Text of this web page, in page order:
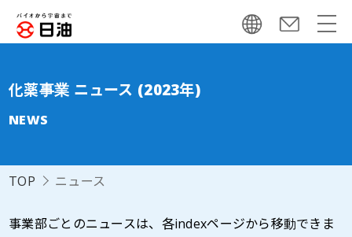
化薬事業 ニュース (2023年)
NEWS
TOP ニュース
事業部ごとのニュースは、各indexページから移動できま